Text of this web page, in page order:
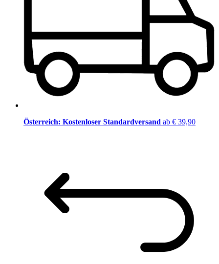
Österreich: Kostenloser Standardversand ab € 39,90